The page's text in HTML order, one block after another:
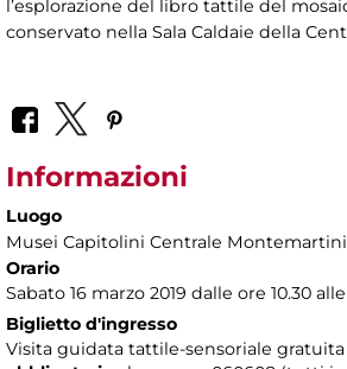
l’esplorazione del libro tattile del
conservato nella Sala Caldaie della
Informazioni
Luogo
Musei Capitolini Centrale Montemartini
Orario
Sabato 16 marzo 2019 dalle ore 10.30 alle
Biglietto d'ingresso
Visita guidata tattile-sensoriale